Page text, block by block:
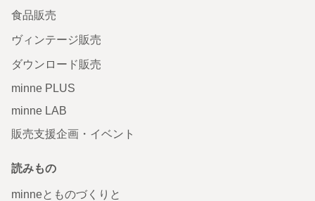
食品販売
ヴィンテージ販売
ダウンロード販売
minne PLUS
minne LAB
販売支援企画・イベント
読みもの
minneとものづくりと